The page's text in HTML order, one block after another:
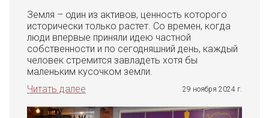
Земля – один из активов, ценность которого
исторически только растет. Со времен, когда
люди впервые приняли идею частной
собственности и по сегодняшний день, каждый
человек стремится завладеть хотя бы
маленьким кусочком земли.
Читать далее
29 ноября 2024 г.